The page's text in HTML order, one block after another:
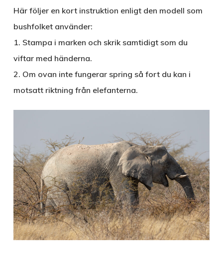
Här följer en kort instruktion enligt den modell som
bushfolket använder:
1. Stampa i marken och skrik samtidigt som du
viftar med händerna.
2. Om ovan inte fungerar spring så fort du kan i
motsatt riktning från elefanterna.